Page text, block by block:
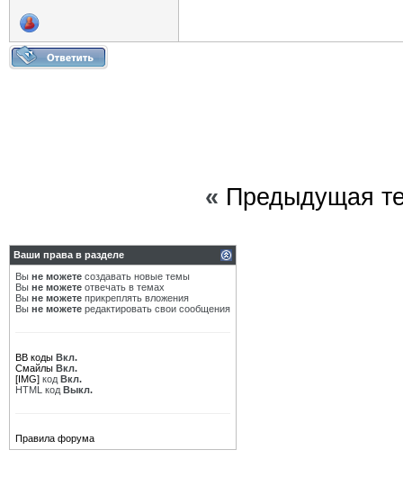
« Предыдущая
Ваши права в разделе
Вы не можете создавать новые темы
Вы не можете отвечать в темах
Вы не можете прикреплять вложения
Вы не можете редактировать свои сообщения
BB коды Вкл.
Смайлы Вкл.
[IMG] код Вкл.
HTML код Выкл.
Правила форума